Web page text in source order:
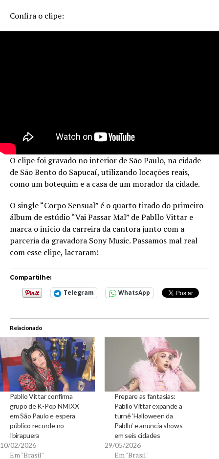
Confira o clipe:
O clipe foi gravado no interior de São Paulo, na cidade
de São Bento do Sapucaí, utilizando locações reais,
como um botequim e a casa de um morador da cidade.
O single “Corpo Sensual” é o quarto tirado do primeiro
álbum de estúdio “Vai Passar Mal” de Pabllo Vittar e
marca o início da carreira da cantora junto com a
parceria da gravadora Sony Music. Passamos mal real
com esse clipe, lacraram!
Compartilhe:
Telegram WhatsApp
Relacionado
Pabllo Vittar confirma
grupo de K-Pop NMIXX
em São Paulo e espera
público recorde no
Ibirapuera
10/02/2026
Em "Brasil"
Prepare as fantasias:
Pabllo Vittar expande a
turnê ‘Halloween da
Pabllo’ e anuncia shows
em seis cidades
29/05/2026
Em "Brasil"